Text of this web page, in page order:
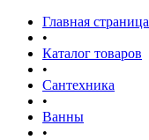
Главная страница
•
Каталог товаров
•
Сантехника
•
Ванны
•